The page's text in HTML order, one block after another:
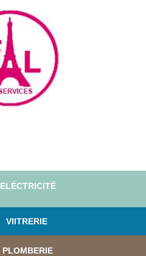
ELÉCTRICITÉ
VIITRERIE
PLOMBERIE